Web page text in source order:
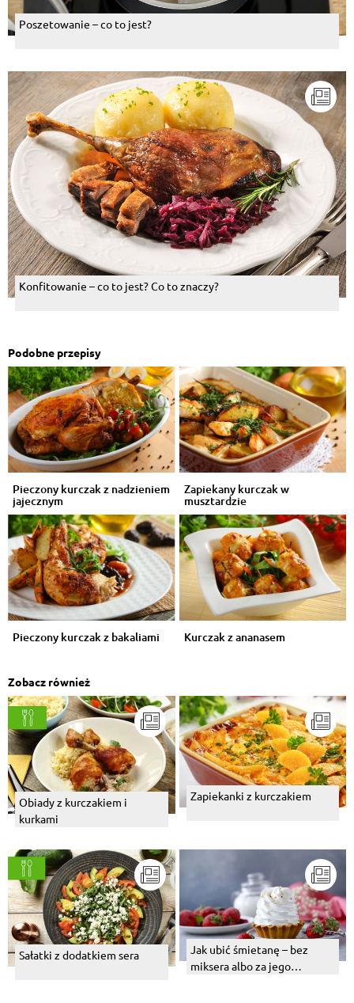
Poszetowanie – co to jest?
Konfitowanie – co to jest? Co to znaczy?
Podobne przepisy
Pieczony kurczak z nadzieniem
jajecznym
Zapiekany kurczak w
musztardzie
Pieczony kurczak z bakaliami Kurczak z ananasem
Zobacz również
Obiady z kurczakiem i
kurkami
Zapiekanki z kurczakiem
Sałatki z dodatkiem sera
Jak ubić śmietanę – bez
miksera albo za jego